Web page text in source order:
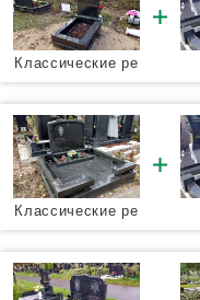
Классические ре
шения
Классические ре
шения